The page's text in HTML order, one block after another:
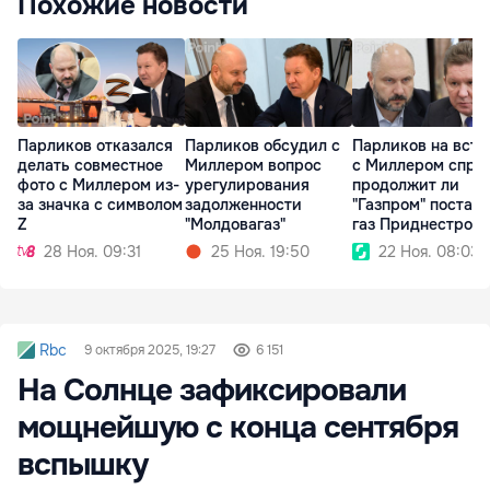
Парликов отказался
делать совместное
фото с Миллером из-
за значка с символом
Z
28 Ноя. 09:31
Парликов обсудил с
Миллером вопрос
урегулирования
задолженности
"Молдовагаз"
25 Ноя. 19:50
Парликов на
с Миллером
продолжит ли
"Газпром"
газ
22 Ноя. 08:03
Rbc 9 октября 2025, 19:27 6 151
На Солнце зафиксировали
мощнейшую с конца сентября
вспышку